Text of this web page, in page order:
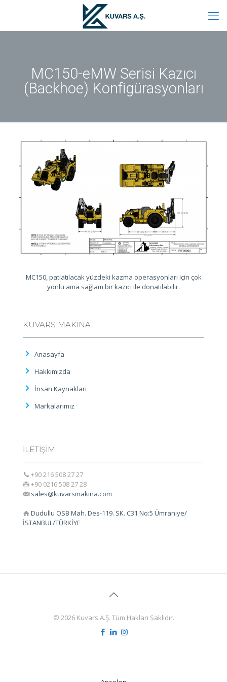
MC150-eMW Serisi Kazıcı
(Backhoe) Konfigürasyonları
MC150, patlatılacak yüzdeki kazma operasyonları için çok
yönlü ama sağlam bir kazıcı ile donatılabilir.
KUVARS MAKİNA
Anasayfa
Hakkımızda
İnsan Kaynakları
Markalarımız
İLETİŞİM
+90 216 508 27 27
+90 0216 508 27 28
sales@kuvarsmakina.com
Dudullu OSB Mah. Des-119. SK. C31 No:5 Ümraniye/
İSTANBUL/TÜRKİYE
© 2026 Kuvars A.Ş. Tüm Hakları Saklıdır.